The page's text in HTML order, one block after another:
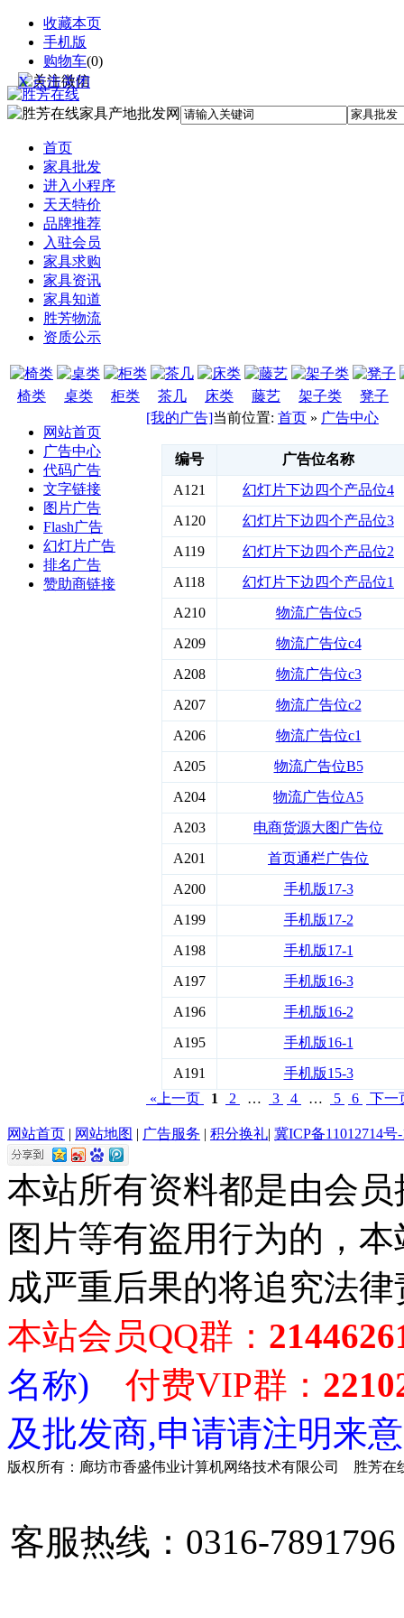
收藏本页
手机版
购物车(0)
首页
家具批发
进入小程序
天天特价
品牌推荐
入驻会员
家具求购
家具资讯
家具知道
胜芳物流
资质公示
椅类 桌类 柜类 茶几 床类 藤艺 架子类 凳子
网站首页
广告中心
代码广告
文字链接
图片广告
Flash广告
幻灯片广告
排名广告
赞助商链接
[我的广告]当前位置: 首页 » 广告中心
编号
广告位名称
A121
幻灯片下边四个产品位4
A120
幻灯片下边四个产品位3
A119
幻灯片下边四个产品位2
A118
幻灯片下边四个产品位1
A210
物流广告位c5
A209
物流广告位c4
A208
物流广告位c3
A207
物流广告位c2
A206
物流广告位c1
A205
物流广告位B5
A204
物流广告位A5
A203
电商货源大图广告位
A201
首页通栏广告位
A200
手机版17-3
A199
手机版17-2
A198
手机版17-1
A197
手机版16-3
A196
手机版16-2
A195
手机版16-1
A191
手机版15-3
«上一页
1 2 … 3 4 … 5 6 下一
网站首页 | 网站地图 | 广告服务 | 积分换礼| 冀ICP备11012714号
本站所有资料都是由会
图片等有盗用行为的，
成严重后果的将追究法
本站会员QQ群：
名称) 付费VIP群：
及批发商,申请请注明来
版权所有：廊坊市香盛伟业计算机网络技术有限公司 胜芳
客服热线：0316-
X 点击关闭